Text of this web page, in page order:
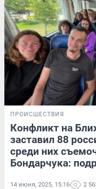
ПРОИСШЕСТВИЯ
Конфликт на
заставил 88
среди них
Бондарчука:
14 июня, 2025, 15:16 2